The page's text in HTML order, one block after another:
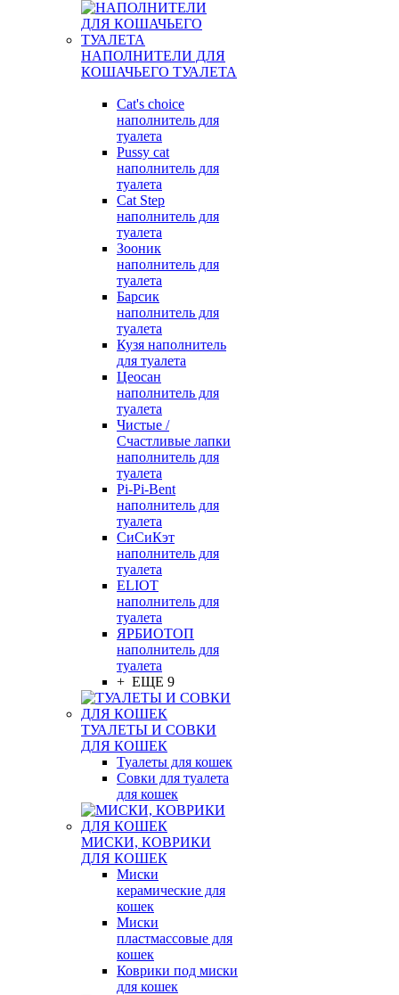
НАПОЛНИТЕЛИ ДЛЯ
КОШАЧЬЕГО ТУАЛЕТА
Cat's choice
наполнитель для
туалета
Pussy cat
наполнитель для
туалета
Cat Step
наполнитель для
туалета
Зооник
наполнитель для
туалета
Барсик
наполнитель для
туалета
Кузя наполнитель
для туалета
Цеосан
наполнитель для
туалета
Чистые /
Счастливые лапки
наполнитель для
туалета
Pi-Pi-Bent
наполнитель для
туалета
СиСиКэт
наполнитель для
туалета
ELIOT
наполнитель для
туалета
ЯРБИОТОП
наполнитель для
туалета
+ ЕЩЕ 9
ТУАЛЕТЫ И СОВКИ
ДЛЯ КОШЕК
Туалеты для кошек
Совки для туалета
для кошек
МИСКИ, КОВРИКИ
ДЛЯ КОШЕК
Миски
керамические для
кошек
Миски
пластмассовые для
кошек
Коврики под миски
для кошек